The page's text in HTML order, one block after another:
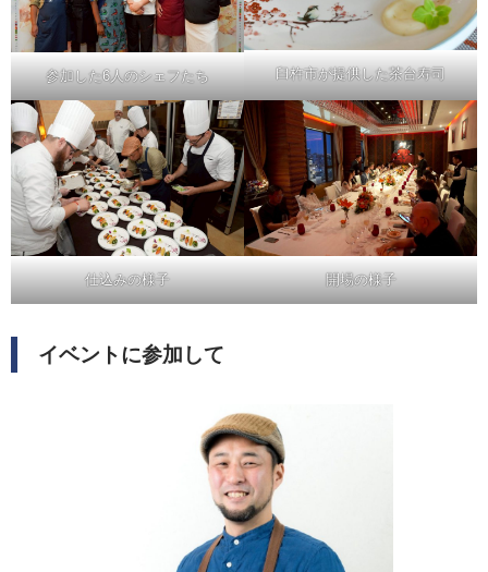
参加した6人のシェフたち 臼杵市が提供した茶台寿司
仕込みの様子 開場の様子
イベントに参加して